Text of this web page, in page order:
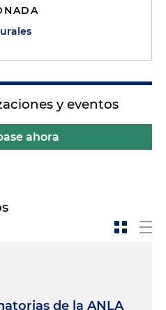
y eventos
ahora
de la ANLA